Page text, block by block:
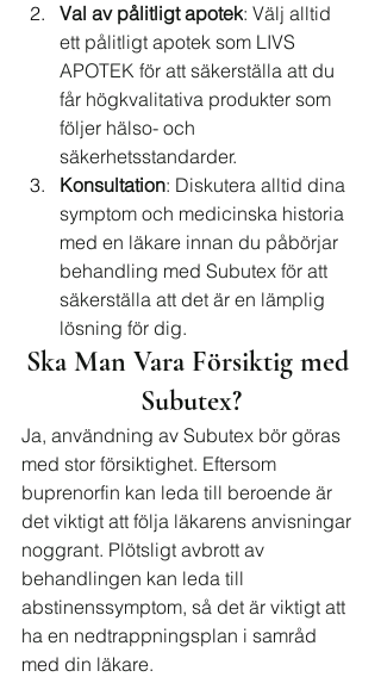
Val av pålitligt apotek: Välj alltid
ett pålitligt apotek som LIVS
APOTEK för att säkerställa att du
får högkvalitativa produkter som
följer hälso- och
säkerhetsstandarder.
Konsultation: Diskutera alltid dina
symptom och medicinska historia
med en läkare innan du påbörjar
behandling med Subutex för att
säkerställa att det är en lämplig
lösning för dig.
Ska Man Vara Försiktig med
Subutex?
Ja, användning av Subutex bör göras
med stor försiktighet. Eftersom
buprenorfin kan leda till beroende är
det viktigt att följa läkarens anvisningar
noggrant. Plötsligt avbrott av
behandlingen kan leda till
abstinenssymptom, så det är viktigt att
ha en nedtrappningsplan i samråd
med din läkare.